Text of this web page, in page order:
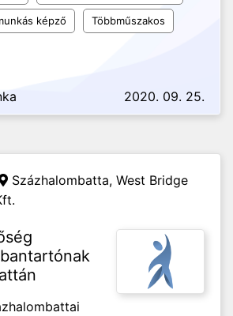
képző Többműszakos
2020. 09. 25.
Százhalombatta, West Bridge